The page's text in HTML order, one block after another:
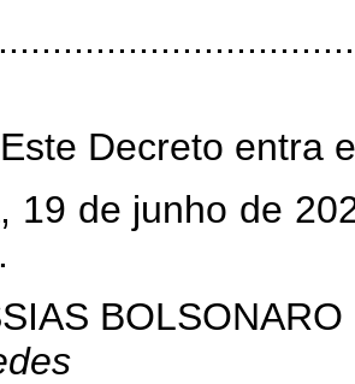
Decreto entra
19 de junho de
BOLSONARO